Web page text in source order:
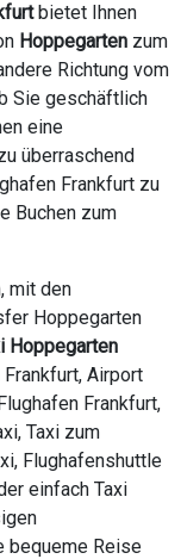
bietet Ihnen
Hoppegarten zum
Richtung vom
Sie geschäftlich
eine
überraschend
Frankfurt zu
Buchen zum
mit den
Hoppegarten
Hoppegarten
Airport
Frankfurt,
Taxi zum
Flughafenshuttle
einfach Taxi
bequeme Reise